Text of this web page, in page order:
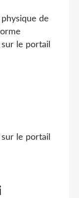
de
sur le portail
sur le portail